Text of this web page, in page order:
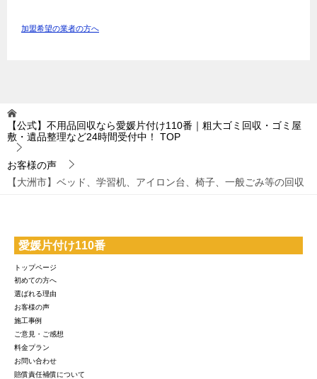
加盟希望の業者の方へ
【公式】不用品回収なら愛媛片付け110番｜粗大ゴミ回収・ゴミ屋
敷・遺品整理など24時間受付中！
TOP
お客様の声
【大洲市】ベッド、学習机、アイロン台、椅子、一般ごみ等の回収
愛媛片付け110番
トップページ
初めての方へ
選ばれる理由
お客様の声
施工事例
ご意見・ご感想
料金プラン
お問い合わせ
賠償責任補償について